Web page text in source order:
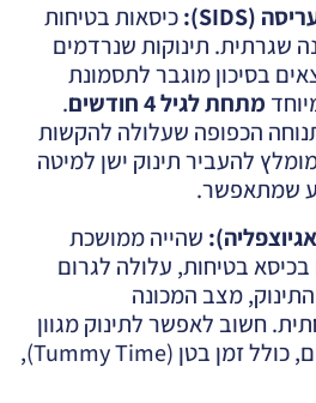
(SIDS)
:כיסאות בטיחות
שגרתית. תינוקות שנרדמים
בסיכון מוגבר לתסמונת
מתחת לגיל 4 חודשים
.
הכפופה שעלולה להקשות
להעביר תינוק ישן למיטה
שמתאפשר.
: שהייה ממושכת
בטיחות, עלולה לגרום
מצב המכונה
חשוב לאפשר לתינוק מגוון
תנוחות במהלך היום, כולל זמן בטן (Tummy Time),